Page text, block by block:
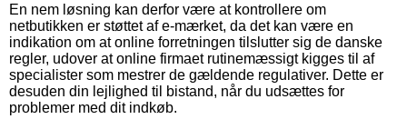
En nem løsning kan derfor være at kontrollere om
netbutikken er støttet af e-mærket, da det kan være en
indikation om at online forretningen tilslutter sig de danske
regler, udover at online firmaet rutinemæssigt kigges til af
specialister som mestrer de gældende regulativer. Dette er
desuden din lejlighed til bistand, når du udsættes for
problemer med dit indkøb.